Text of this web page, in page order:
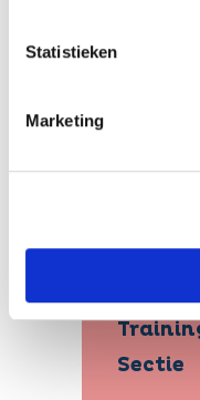
Statistieken
Marketing
Sectie